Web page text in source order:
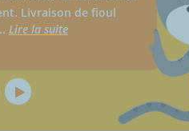
Livraison de fioul
Lire la suite